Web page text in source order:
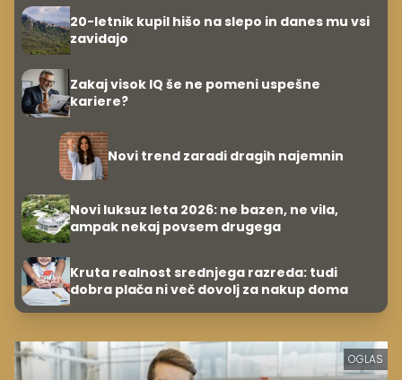
20-letnik kupil hišo na slepo in danes mu vsi
zavidajo
Zakaj visok IQ še ne pomeni uspešne
kariere?
Novi trend zaradi dragih najemnin
Novi luksuz leta 2026: ne bazen, ne vila,
ampak nekaj povsem drugega
Kruta realnost srednjega razreda: tudi
dobra plača ni več dovolj za nakup doma
OGLAS